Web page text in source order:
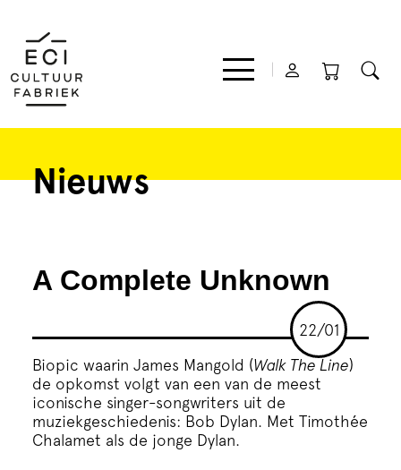
Film
Theater
Cursus
Nieuws
A Complete Unknown
22/01
Biopic waarin James Mangold (Walk The Line)
de opkomst volgt van een van de meest
iconische singer-songwriters uit de
muziekgeschiedenis: Bob Dylan. Met Timothée
Chalamet als de jonge Dylan.